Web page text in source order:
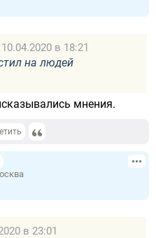
в 18:21
на людей
мнения.
в 23:01